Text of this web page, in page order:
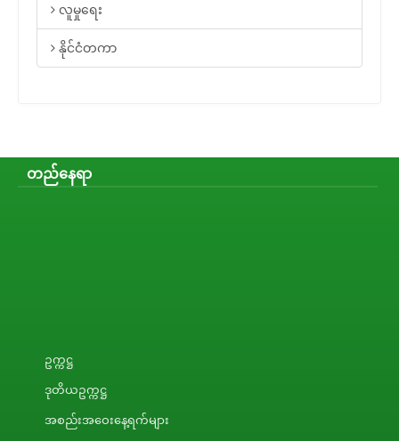
လူမှုရေး
နိုင်ငံတကာ
တည်နေရာ
ဥက္ကဋ္ဌ
ဒုတိယဥက္ကဋ္ဌ
အစည်းအဝေးနေ့ရက်များ